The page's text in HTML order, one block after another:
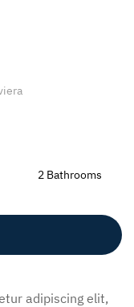
2 Bathrooms
adipiscing elit,